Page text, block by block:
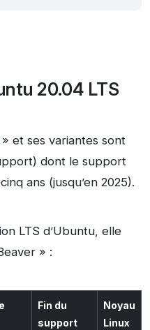
20.04 LTS
et ses variantes sont
dont le support
ans (jusqu’en 2025).
LTS d’Ubuntu, elle
» :
Fin du
support
Noyau
Linux